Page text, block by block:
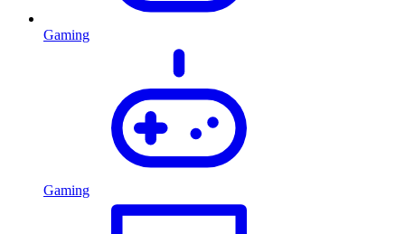
Gaming
Gaming